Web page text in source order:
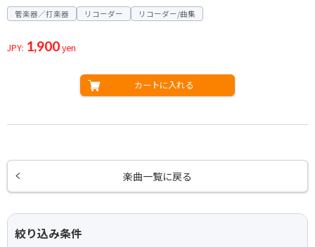
管楽器／打楽器 リコーダー リコーダー/曲集
JPY: 1,900yen
カートに入れる
楽曲一覧に戻る
絞り込み条件